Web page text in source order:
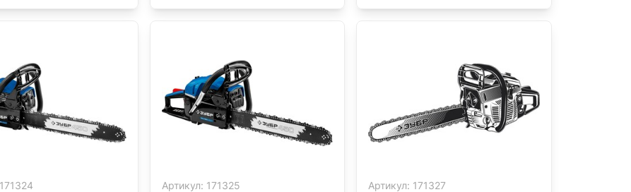
171324 Артикул: 171325 Артикул: 171327